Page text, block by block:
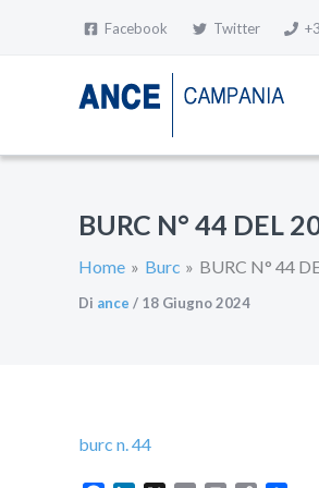
Facebook Twitter
BURC N° 44 DEL
Home Burc BURC N° 44
Di ance / 18 Giugno 2024
burc n. 44